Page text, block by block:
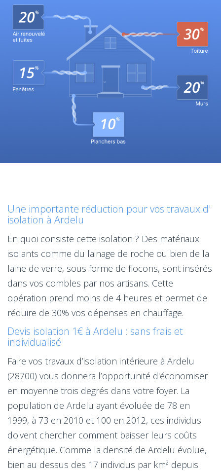
Une importante réduction pour vos travaux d'
isolation à Ardelu
En quoi consiste cette isolation ? Des matériaux
isolants comme du lainage de roche ou bien de la
laine de verre, sous forme de flocons, sont insérés
dans vos combles par nos artisans. Cette
opération prend moins de 4 heures et permet de
réduire de 30% vos dépenses en chauffage.
Devis isolation 1€ à Ardelu : sans frais et
individualisé
Faire vos travaux d’isolation intérieure à Ardelu
(28700) vous donnera l’opportunité d'économiser
en moyenne trois degrés dans votre foyer. La
population de Ardelu ayant évoluée de 78 en
1999, à 73 en 2010 et 100 en 2012, ces individus
doivent chercher comment baisser leurs coûts
énergétique. Comme la densité de Ardelu évolue,
bien au dessus des 17 individus par km² depuis